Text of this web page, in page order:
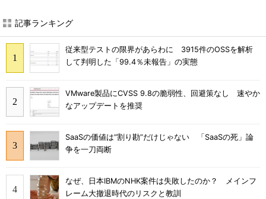
記事ランキング
従来型テストの限界があらわに 3915件のOSSを解析
して判明した「99.4％未報告」の実態
VMware製品にCVSS 9.8の脆弱性、回避策なし 速やか
なアップデートを推奨
SaaSの価値は“割り勘”だけじゃない 「SaaSの死」論
争を一刀両断
なぜ、日本IBMのNHK案件は失敗したのか？ メインフ
レーム大撤退時代のリスクと教訓